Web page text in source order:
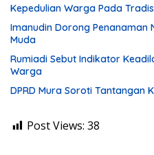
Kepedulian Warga Pada
Imanudin Dorong Penanaman
Muda
Rumiadi Sebut Indikator
Warga
DPRD Mura Soroti Tantangan
Post Views: 38